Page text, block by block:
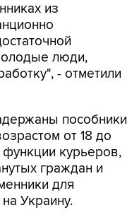
из
люди,
- отметили
пособники
от 18 до
курьеров,
граждан и
для
Украину.